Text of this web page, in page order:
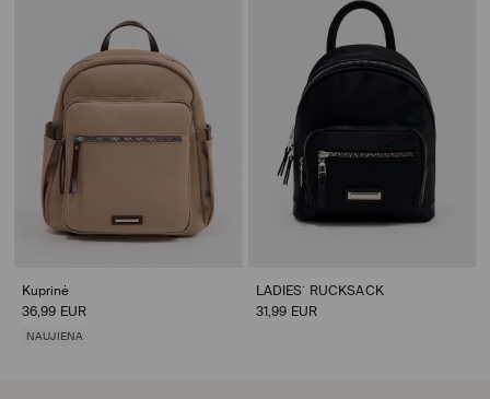
Kuprinė
36,99 EUR
NAUJIENA
LADIES` RUCKSACK
31,99 EUR